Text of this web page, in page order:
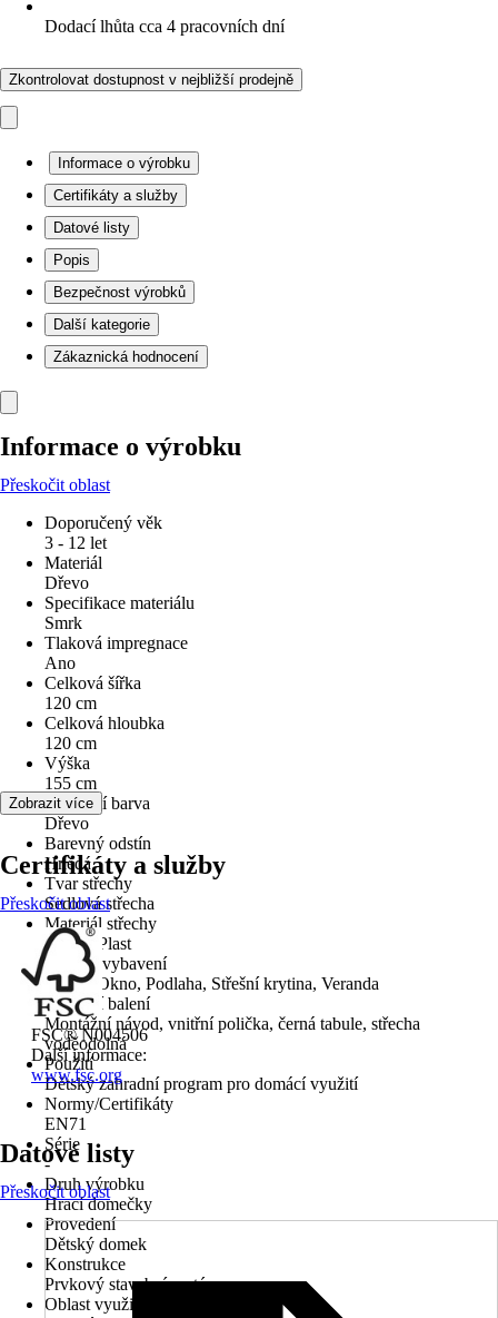
Dodací lhůta cca 4 pracovních dní
Zkontrolovat dostupnost v nejbližší prodejně
Informace o výrobku
Certifikáty a služby
Datové listy
Popis
Bezpečnost výrobků
Další kategorie
Zákaznická hodnocení
Informace o výrobku
Přeskočit oblast
Doporučený věk
3 - 12 let
Materiál
Dřevo
Specifikace materiálu
Smrk
Tlaková impregnace
Ano
Celková šířka
120 cm
Celková hloubka
120 cm
Výška
155 cm
Základní barva
Dřevo
Barevný odstín
Hnědá
Tvar střechy
Sedlová střecha
Materiál střechy
Dřevo, Plast
Sériové vybavení
Dveře, Okno, Podlaha, Střešní krytina, Veranda
Součástí balení
Montážní návod, vnitřní polička, černá tabule, střecha
voděodolná
Použití
Dětský zahradní program pro domácí využití
Normy/Certifikáty
EN71
Série
-
Druh výrobku
Hrací domečky
Provedení
Dětský domek
Konstrukce
Prvkový stavební systém
Oblast využití
Zobrazit více
Certifikáty a služby
Přeskočit oblast
FSC® N004506
Další informace:
www.fsc.org
Datové listy
Přeskočit oblast